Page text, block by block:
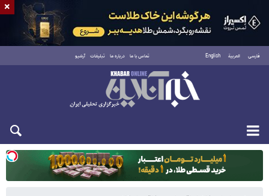
فارسی العربية English تماس با ما درباره ما تبلیغات آرشیو
یکشنبه ۱۸ مرداد ۱۴۰۵
×